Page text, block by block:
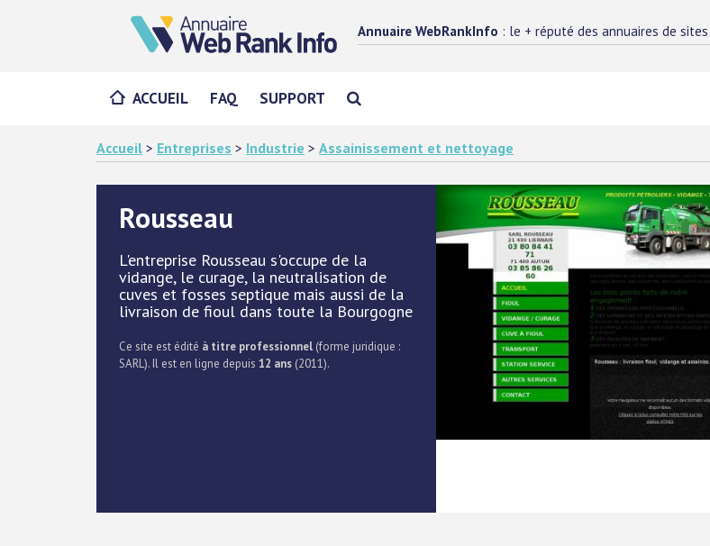
Annuaire WebRankInfo : le + réputé des annuaires de
ACCUEIL FAQ SUPPORT
Accueil > Entreprises > Industrie > Assainissement et nettoyage
Rousseau
L'entreprise Rousseau s'occupe de la
vidange, le curage, la neutralisation de
cuves et fosses septique mais aussi de la
livraison de fioul dans toute la Bourgogne
Ce site est édité à titre professionnel (forme juridique :
SARL). Il est en ligne depuis 12 ans (2011).